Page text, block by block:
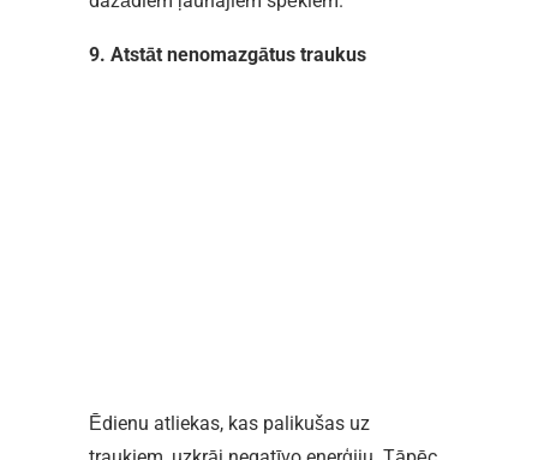
9. Atstāt nenomazgātus traukus
Ēdienu atliekas, kas palikušas uz